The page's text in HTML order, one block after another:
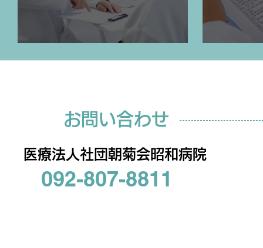
お問い合わせ
医療法人社団朝菊会昭和病院
092-807-8811